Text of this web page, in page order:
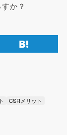
か？
CSRメリット